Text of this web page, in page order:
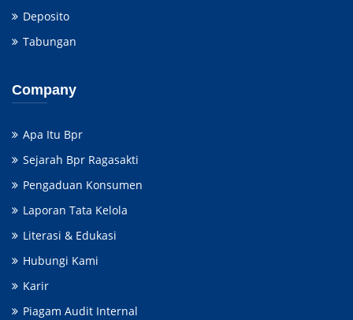
Deposito
Tabungan
Company
Apa Itu Bpr
Sejarah Bpr Ragasakti
Pengaduan Konsumen
Laporan Tata Kelola
Literasi & Edukasi
Hubungi Kami
Karir
Piagam Audit Internal